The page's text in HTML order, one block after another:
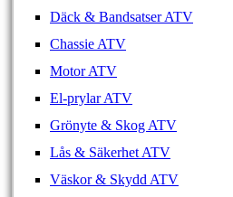
Däck & Bandsatser ATV
Chassie ATV
Motor ATV
El-prylar ATV
Grönyte & Skog ATV
Lås & Säkerhet ATV
Väskor & Skydd ATV